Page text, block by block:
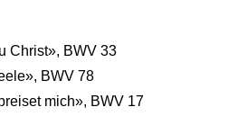
Christ», BWV 33
BWV 78
mich», BWV 17